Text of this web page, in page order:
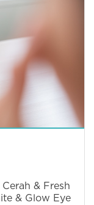
& Fresh
& Glow Eye